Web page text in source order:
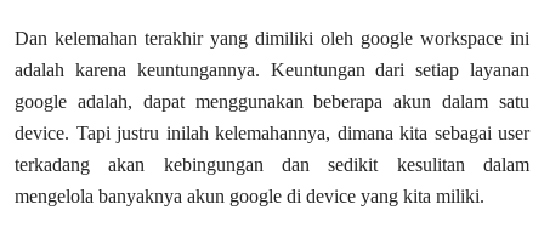
Dan kelemahan terakhir yang dimiliki oleh google workspace ini
adalah karena keuntungannya. Keuntungan dari setiap layanan
google adalah, dapat menggunakan beberapa akun dalam satu
device. Tapi justru inilah kelemahannya, dimana kita sebagai user
terkadang akan kebingungan dan sedikit kesulitan dalam
mengelola banyaknya akun google di device yang kita miliki.